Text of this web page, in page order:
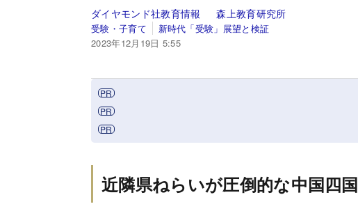
ダイヤモンド社教育情報 森上教育研究所
受験・子育て
新時代「受験」展望と検証
2023年12月19日 5:55
近隣県ねらいが圧倒的な中国四国